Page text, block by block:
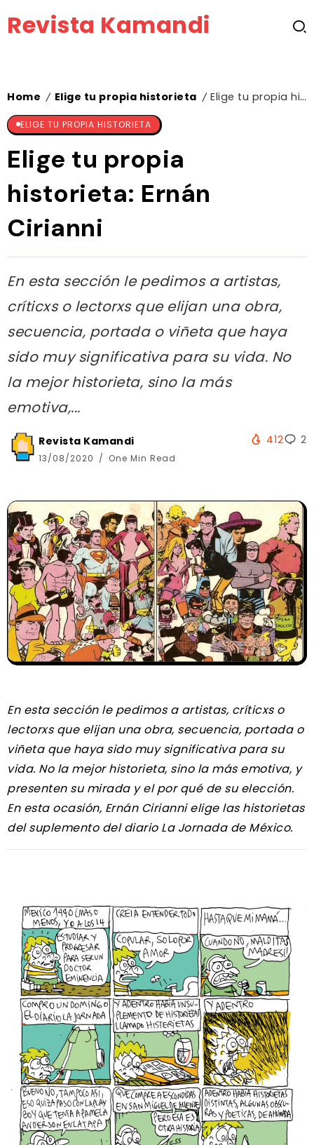
Revista Kamandi
Home / Elige tu propia historieta / Elige tu propia historieta: Ernán Cirianni
ELIGE TU PROPIA HISTORIETA
Elige tu propia
historieta: Ernán
Cirianni
En esta sección le pedimos a artistas,
críticxs o lectorxs que elijan una obra,
secuencia, portada o viñeta que haya
sido muy significativa para su vida. No
la mejor historieta, sino la más
emotiva,...
Revista Kamandi
13/08/2020 One Min Read
412 2
En esta sección le pedimos a artistas, críticxs o
lectorxs que elijan una obra, secuencia, portada o
viñeta que haya sido muy significativa para su
vida. No la mejor historieta, sino la más emotiva, y
presenten su mirada y el por qué de su elección.
En esta ocasión, Ernán Cirianni elige las historietas
del suplemento del diario La Jornada de México.